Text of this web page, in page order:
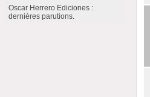
Oscar Herrero Ediciones :
dernières parutions.